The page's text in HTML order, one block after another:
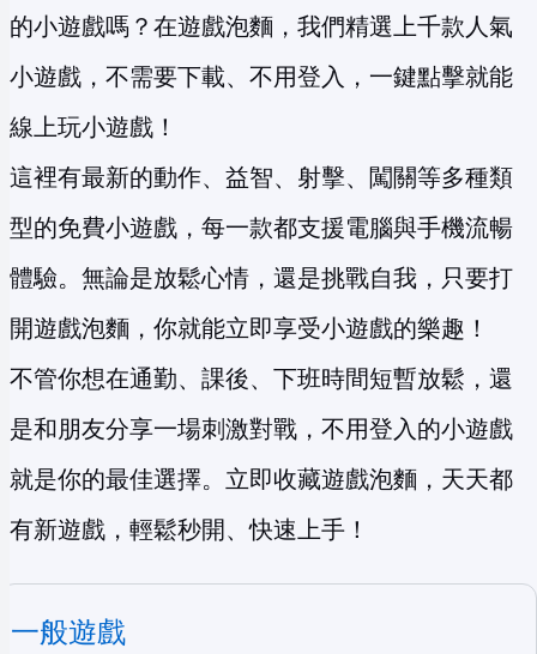
的小遊戲嗎？在遊戲泡麵，我們精選上千款人氣
小遊戲，不需要下載、不用登入，一鍵點擊就能
線上玩小遊戲！
這裡有最新的動作、益智、射擊、闖關等多種類
型的免費小遊戲，每一款都支援電腦與手機流暢
體驗。無論是放鬆心情，還是挑戰自我，只要打
開遊戲泡麵，你就能立即享受小遊戲的樂趣！
不管你想在通勤、課後、下班時間短暫放鬆，還
是和朋友分享一場刺激對戰，不用登入的小遊戲
就是你的最佳選擇。立即收藏遊戲泡麵，天天都
有新遊戲，輕鬆秒開、快速上手！
一般遊戲